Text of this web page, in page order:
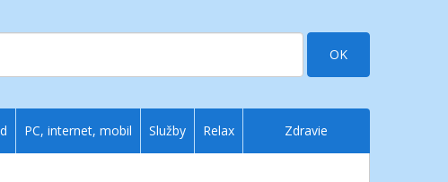
OK
PC, internet, mobil Služby Relax Zdravie